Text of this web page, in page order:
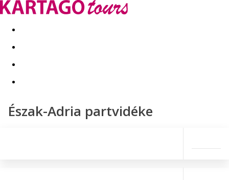
Kapcsolat Nyár 2026 Last Minute
Észak-Adria partvidéke